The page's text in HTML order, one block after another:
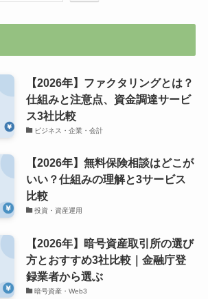
【2026年】ファクタリングとは？
仕組みと注意点、資金調達サービ
ス3社比較
ビジネス・企業・会計
【2026年】無料保険相談はどこが
いい？仕組みの理解と3サービス
比較
投資・資産運用
【2026年】暗号資産取引所の選び
方とおすすめ3社比較｜金融庁登
録業者から選ぶ
暗号資産・Web3